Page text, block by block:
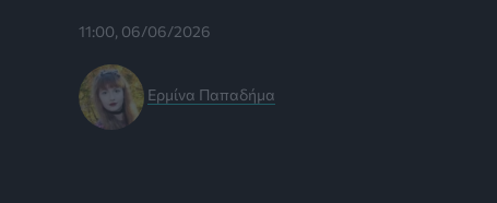
11:00, 06/06/2026
Ερμίνα Παπαδήμα